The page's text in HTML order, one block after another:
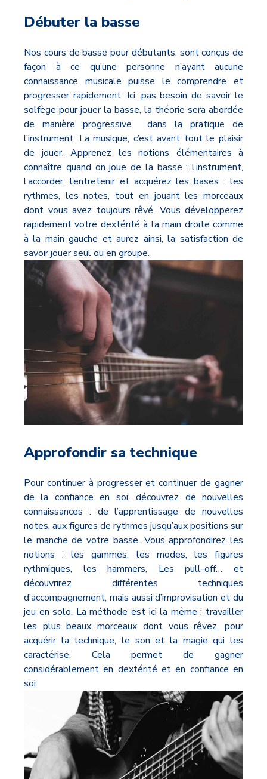
Débuter la basse
Nos cours de basse pour débutants, sont conçus de
façon à ce qu’une personne n’ayant aucune
connaissance musicale puisse le comprendre et
progresser rapidement. Ici, pas besoin de savoir le
solfège pour jouer la basse, la théorie sera abordée
de manière progressive dans la pratique de
l’instrument. La musique, c’est avant tout le plaisir
de jouer. Apprenez les notions élémentaires à
connaître quand on joue de la basse : l’instrument,
l’accorder, l’entretenir et acquérez les bases : les
rythmes, les notes, tout en jouant les morceaux
dont vous avez toujours rêvé. Vous développerez
rapidement votre dextérité à la main droite comme
à la main gauche et aurez ainsi, la satisfaction de
savoir jouer seul ou en groupe.
Approfondir sa technique
Pour continuer à progresser et continuer de gagner
de la confiance en soi, découvrez de nouvelles
connaissances : de l’apprentissage de nouvelles
notes, aux figures de rythmes jusqu’aux positions sur
le manche de votre basse. Vous approfondirez les
notions : les gammes, les modes, les figures
rythmiques, les hammers, Les pull-off… et
découvrirez différentes techniques
d’accompagnement, mais aussi d’improvisation et du
jeu en solo. La méthode est ici la même : travailler
les plus beaux morceaux dont vous rêvez, pour
acquérir la technique, le son et la magie qui les
caractérise. Cela permet de gagner
considérablement en dextérité et en confiance en
soi.